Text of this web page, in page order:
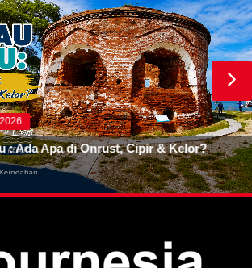
: Ada Apa di Onrust, Cipir & Kelor?